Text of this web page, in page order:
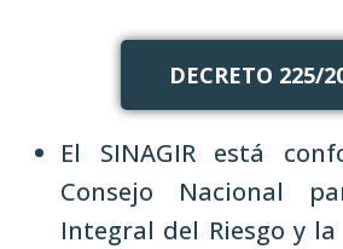
DECRETO 225/
El SINAGIR está
Consejo Nacional
Integral del Riesgo y